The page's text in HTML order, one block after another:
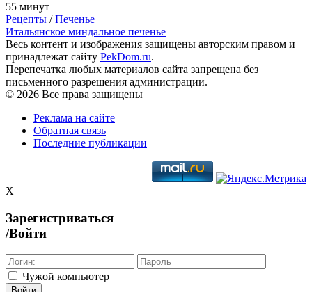
55 минут
Рецепты /Печенье
Итальянское миндальное печенье
Весь контент и изображения защищены авторским правом и
принадлежат сайту PekDom.ru.
Перепечатка любых материалов сайта запрещена без
письменного разрешения администрации.
© 2026 Все права защищены
Реклама на сайте
Обратная связь
Последние публикации
X
Зарегистриваться
/Войти
Чужой компьютер